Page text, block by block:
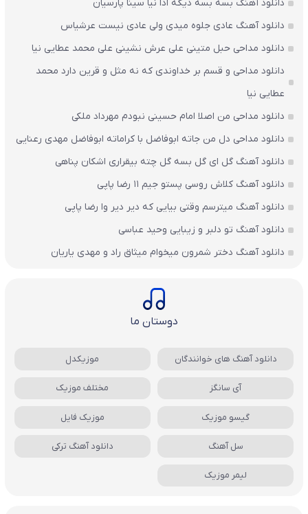
دانلود آهنگ بسه بسه دیگه ادا نیا سینا پارسیان
دانلود آهنگ عادی جلوه میدی ولی عادی نیست عرشیاس
دانلود مداحی حبل متینی علی عرش نشینی علی محمد عطایی نیا
دانلود مداحی و قسم بر خداوندی که نه مثل و قرین دارد محمد
عطایی نیا
دانلود مداحی من اصلا امام حسینی نبودم مهرداد ملکی
دانلود مداحی دل من جاته ابوفاضل با کراماته ابوفاضل مهدی رعنایی
دانلود آهنگ گل ای گل بسه گل چته بیقراری اشکان پناهی
دانلود آهنگ کلاش روسی پستو جیم ۱۱ رضا پاپی
دانلود آهنگ میترسم وقتی بیایی که دیر دیر وا رضا پاپی
دانلود آهنگ تو دلبر و زیبایی وحید عباسی
دانلود آهنگ دختر شمرون میخوام میثاق راد و مهدی یاریان
دوستان ما
دانلود آهنگ های خوانندگان موزیکدل
آی سانگز مختلف موزیک
گیسو موزیک موزیک فایل
سل آهنگ دانلود آهنگ ترکی
لیمر موزیک